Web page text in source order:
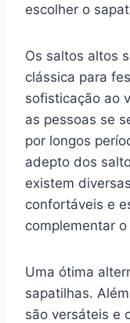
escolher o
Os saltos altos
clássica para
sofisticação ao
as pessoas se
por longos
adepto dos
existem
confortáveis e
complementar
Uma ótima
sapatilhas.
são versáteis e